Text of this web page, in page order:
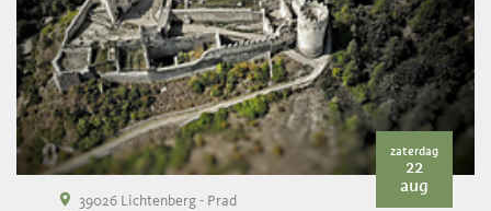
zaterdag
22
aug
39026 Lichtenberg - Prad